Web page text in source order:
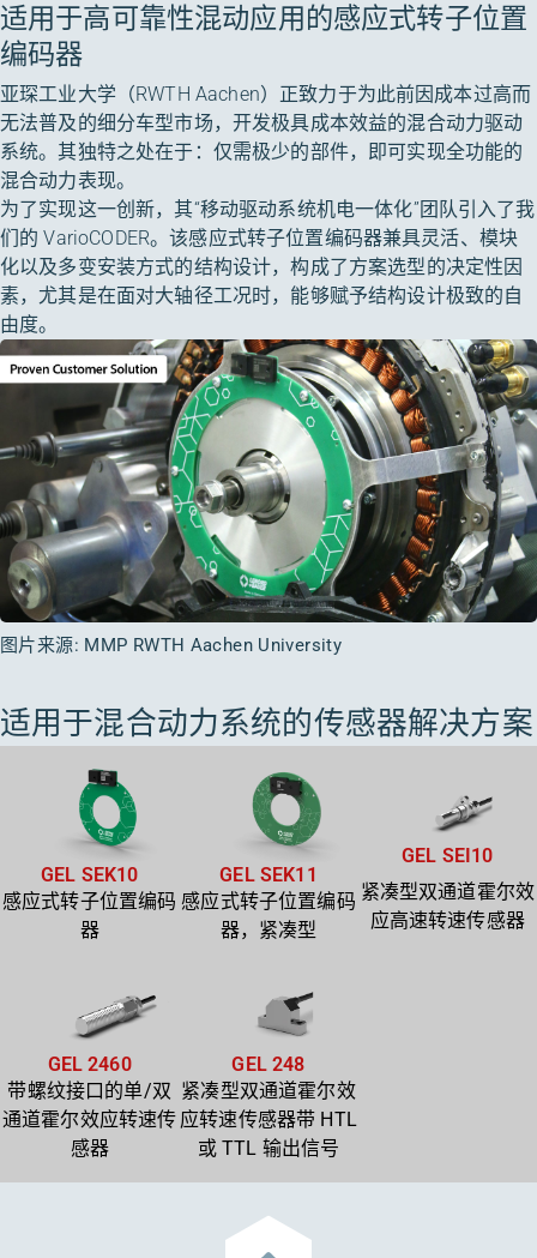
适用于高可靠性混动应用的感应式转子位置
编码器
亚琛工业大学（RWTH Aachen）正致力于为此前因成本过高而
无法普及的细分车型市场，开发极具成本效益的混合动力驱动
系统。其独特之处在于：仅需极少的部件，即可实现全功能的
混合动力表现。
为了实现这一创新，其“移动驱动系统机电一体化”团队引入了我
们的 VarioCODER。该感应式转子位置编码器兼具灵活、模块
化以及多变安装方式的结构设计，构成了方案选型的决定性因
素，尤其是在面对大轴径工况时，能够赋予结构设计极致的自
由度。
图片来源: MMP RWTH Aachen University
适用于混合动力系统的传感器解决方案
GEL SEK10
感应式转子位置编码
器
GEL SEK11
感应式转子位置编码
器，紧凑型
GEL SEI10
紧凑型双通道霍尔效
应高速转速传感器
GEL 2460
带螺纹接口的单/双
通道霍尔效应转速传
感器
GEL 248
紧凑型双通道霍尔效
应转速传感器带 HTL
或 TTL 输出信号